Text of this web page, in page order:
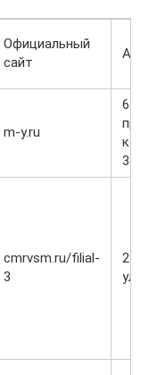
Официальный
сайт
m-y.ru
6-
3
cmrvsm.ru/filial-
3
2-я
ул.,